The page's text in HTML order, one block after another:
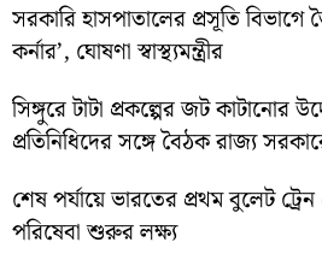
সরকারি হাসপাতালের প্রসূতি বিভাগে
কর্নার’, ঘোষণা স্বাস্থ্যমন্ত্রীর
সিঙ্গুরে টাটা প্রকল্পের জট কাটানোর
প্রতিনিধিদের সঙ্গে বৈঠক রাজ্য
শেষ পর্যায়ে ভারতের প্রথম বুলেট
পরিষেবা শুরুর লক্ষ্য